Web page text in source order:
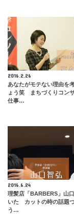
2016.2.26
あなたがモテない理由を
ょう笑 まちづくりコン
仕事…
2016.6.24
理髪店「BARBERS」山
いた カットの時の話題
う…